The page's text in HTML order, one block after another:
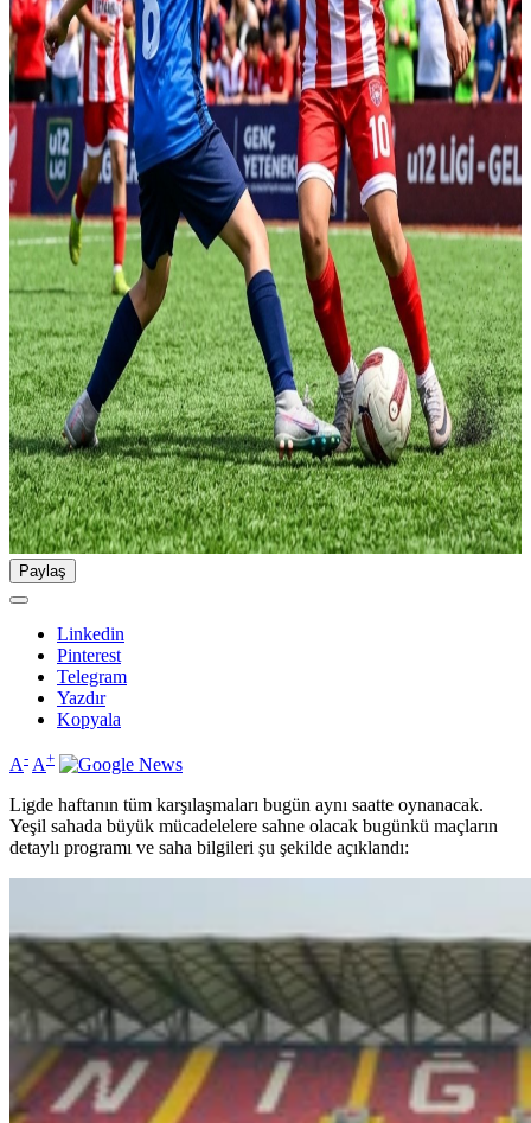
Paylaş
Linkedin
Pinterest
Telegram
Yazdır
Kopyala
A- A+
Ligde haftanın tüm karşılaşmaları bugün aynı saatte oynanacak.
Yeşil sahada büyük mücadelelere sahne olacak bugünkü maçların
detaylı programı ve saha bilgileri şu şekilde açıklandı: